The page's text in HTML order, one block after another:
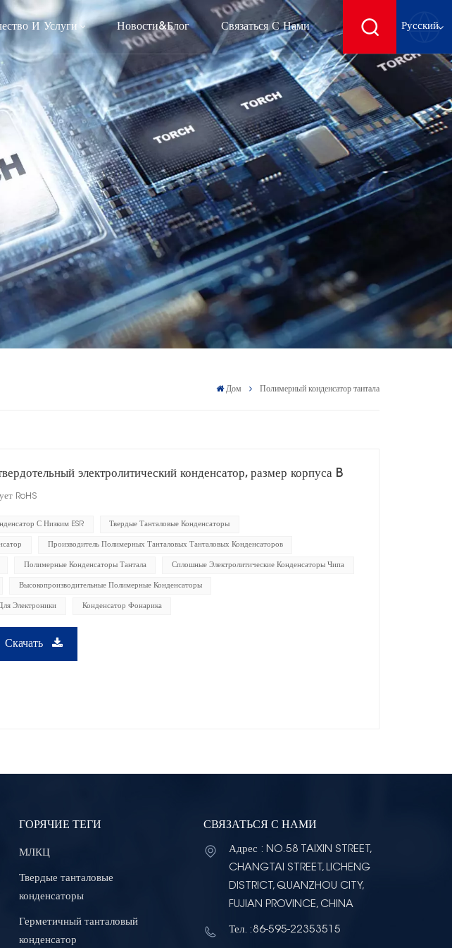
И Услуги Новости&блог Связаться С Нами Русский
English
français
Deutsch
español
Дом Полимерный конденсатор тантала
электролитический конденсатор, размер корпуса B
RoHS
С Низким ESR Твердые Танталовые Конденсаторы
Производитель Полимерных Танталовых Танталовых Конденсаторов
Полимерные Конденсаторы Тантала Сплошные Электролитические Конденсаторы Чипа
Высокопроизводительные Полимерные Конденсаторы
Электроники Конденсатор Фонарика
Скачать
ГОРЯЧИЕ ТЕГИ
МЛКЦ
Твердые танталовые
конденсаторы
Герметичный танталовый
конденсатор
СВЯЗАТЬСЯ С НАМИ
Адрес : NO.58 TAIXIN STREET,
CHANGTAI STREET, LICHENG
DISTRICT, QUANZHOU CITY,
FUJIAN PROVINCE, CHINA
Тел. :86-595-22353515